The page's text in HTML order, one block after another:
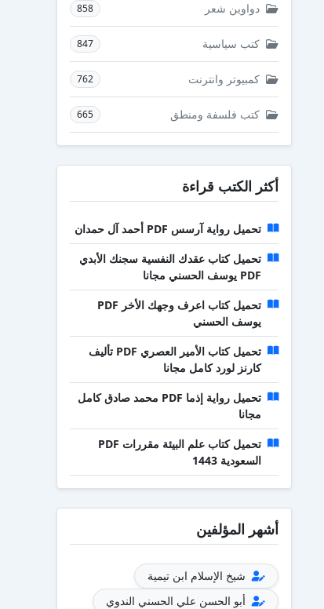
دواوين شعر 858
كتب سياسية 847
كمبيوتر وانترنت 762
كتب فلسفة ومنطق 665
أكثر الكتب قراءة
تحميل رواية آرسس PDF أحمد آل حمدان
تحميل كتاب عقدك النفسية سجنك الأبدي
PDF يوسف الحسني مجانا
تحميل كتاب اعرف وجهك الأخر PDF
يوسف الحسني
تحميل كتاب الأمير العصري PDF تأليف
كارنز لورد كامل مجانا
تحميل رواية إذما PDF محمد صادق كامل
مجانا
تحميل كتاب علم البيئة مقررات PDF
السعودية 1443
أشهر المؤلفين
شيخ الإسلام ابن تيمية
أبو الحسن علي الحسني الندوي